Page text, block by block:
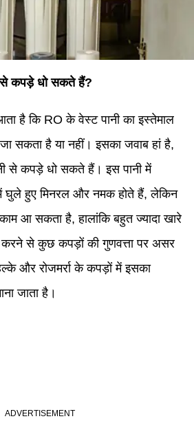
से कपड़े धो सकते हैं?
है कि RO के वेस्ट पानी का इस्तेमाल
सकता है या नहीं। इसका जवाब हां है,
से कपड़े धो सकते हैं। इस पानी में
में घुले हुए मिनरल और नमक होते हैं, लेकिन
आ सकता है, हालांकि बहुत ज्यादा खारे
करने से कुछ कपड़ों की गुणवत्ता पर असर
और रोजमर्रा के कपड़ों में इसका
जाता है।